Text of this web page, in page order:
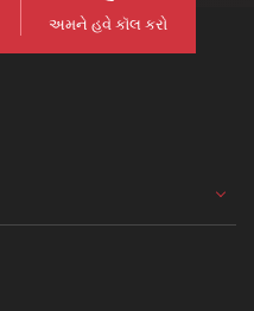
અમને હવે કૉલ કરો